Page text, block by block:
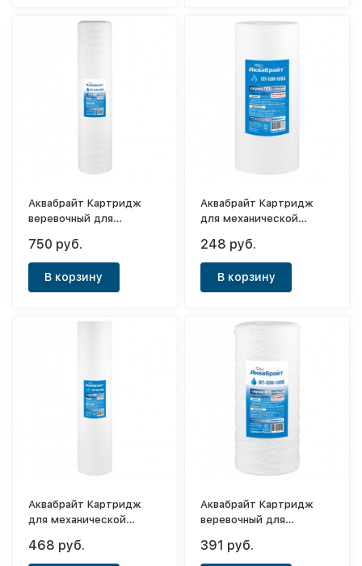
Аквабрайт Картридж
веревочный для
ВП-10М-20ББ
750 руб.
В корзину
Аквабрайт Картридж
для механической
10" (10мк)
248 руб.
В корзину
Аквабрайт Картридж
для механической
20" (10мк)
468 руб.
Аквабрайт Картридж
веревочный для
ВП-10М-10ББ
391 руб.